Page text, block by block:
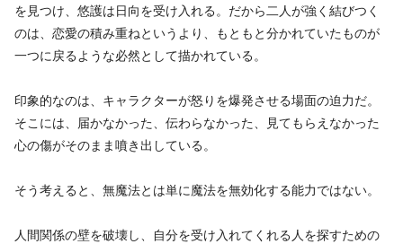
を見つけ、悠護は日向を受け入れる。だから二人が強く結びつく
のは、恋愛の積み重ねというより、もともと分かれていたものが
一つに戻るような必然として描かれている。
印象的なのは、キャラクターが怒りを爆発させる場面の迫力だ。
そこには、届かなかった、伝わらなかった、見てもらえなかった
心の傷がそのまま噴き出している。
そう考えると、無魔法とは単に魔法を無効化する能力ではない。
人間関係の壁を破壊し、自分を受け入れてくれる人を探すための